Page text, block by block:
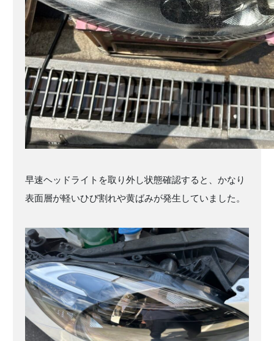
早速ヘッドライトを取り外し状態確認すると、かなり
表面層が軽いひび割れや黄ばみが発生していました。